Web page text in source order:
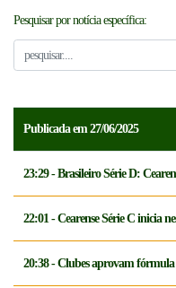
NOTICÍAS
CREDENCIAMENTO
Pesquisar por notícia específica:
Publicada em 27/06/2025
23:29 - Brasileiro Série D:
22:01 - Cearense Série C inicia
20:38 - Clubes aprovam